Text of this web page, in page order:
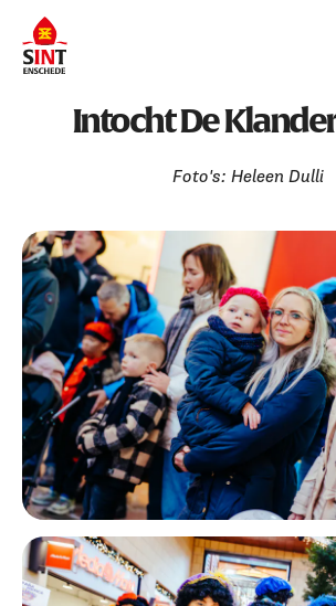
Intocht De
Foto's: Heleen Dulli